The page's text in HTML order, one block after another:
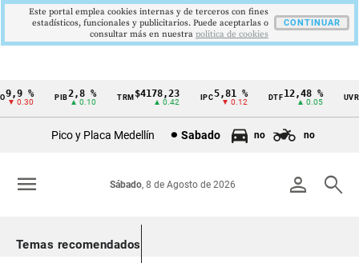
Cintillo
Colombia
%
0.30
PIB2,8 %
▲ 0.10
TRM $4178,23
▲ 0.42
5,81 %
▼ 0.12
DTF12,48 %
▲ 0.05
UVR
Pico y Placa Medellín Sabado no no
person search
Sábado, 8 de Agosto de 2026
menu
Temas recomendados
Este portal emplea cookies internas y de terceros con fines
estadísticos, funcionales y publicitarios. Puede aceptarlas o
consultar más en nuestra politica de cookies
CONTINUAR